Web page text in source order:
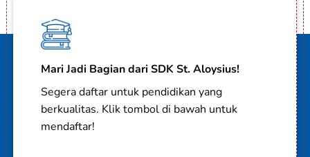
Mari Jadi Bagian dari SDK St. Aloysius!
Segera daftar untuk pendidikan yang
berkualitas. Klik tombol di bawah untuk
mendaftar!